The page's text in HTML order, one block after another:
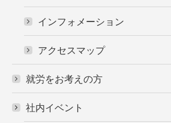
インフォメーション
アクセスマップ
就労をお考えの方
社内イベント